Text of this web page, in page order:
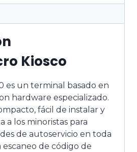
Kiosco
es un terminal basado en
hardware especializado.
fácil de instalar y
a los minoristas para
de autoservicio en toda
de código de